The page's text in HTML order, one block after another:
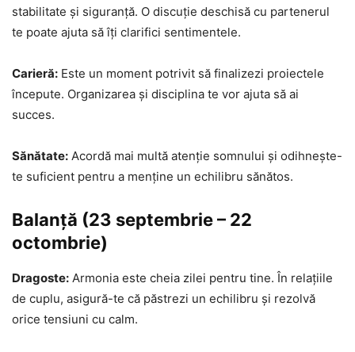
stabilitate și siguranță. O discuție deschisă cu partenerul
te poate ajuta să îți clarifici sentimentele.
Carieră: Este un moment potrivit să finalizezi proiectele
începute. Organizarea și disciplina te vor ajuta să ai
succes.
Sănătate: Acordă mai multă atenție somnului și odihnește-
te suficient pentru a menține un echilibru sănătos.
Balanță (23 septembrie – 22
octombrie)
Dragoste: Armonia este cheia zilei pentru tine. În relațiile
de cuplu, asigură-te că păstrezi un echilibru și rezolvă
orice tensiuni cu calm.